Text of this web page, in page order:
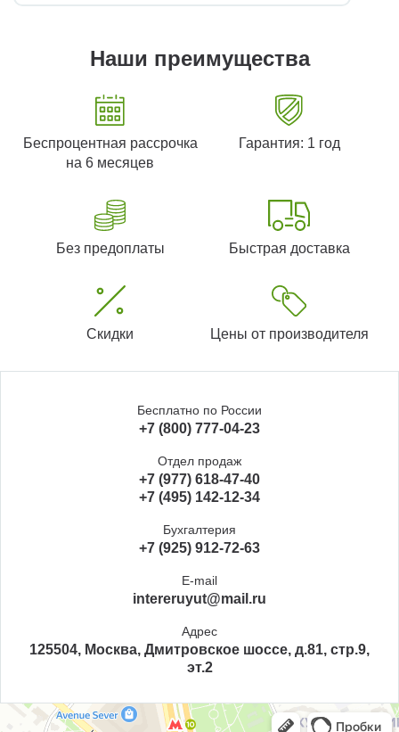
Наши преимущества
Беспроцентная рассрочка
на 6 месяцев
Гарантия: 1 год
Без предоплаты Быстрая доставка
Скидки Цены от производителя
Бесплатно по России
+7 (800) 777-04-23
Отдел продаж
+7 (977) 618-47-40
+7 (495) 142-12-34
Бухгалтерия
+7 (925) 912-72-63
E-mail
intereruyut@mail.ru
Адрес
125504, Москва, Дмитровское шоссе, д.81, стр.9,
эт.2